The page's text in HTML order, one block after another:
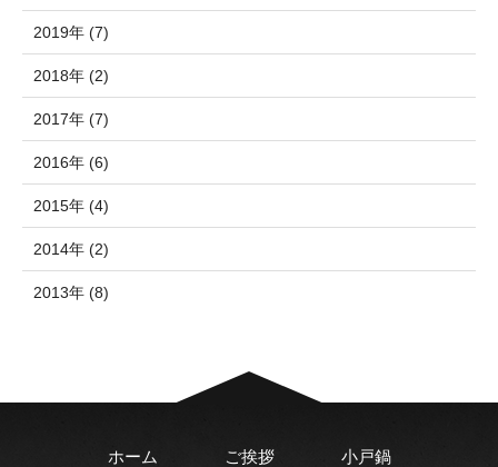
2019年 (7)
2018年 (2)
2017年 (7)
2016年 (6)
2015年 (4)
2014年 (2)
2013年 (8)
ホーム ご挨拶 小戸鍋